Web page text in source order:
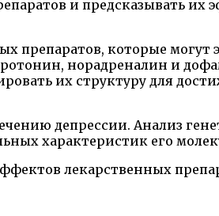
и предсказывать их
препаратов, которые могут
норадреналин и
их структуру для
депрессии. Анализ
характеристик его
лекарственных